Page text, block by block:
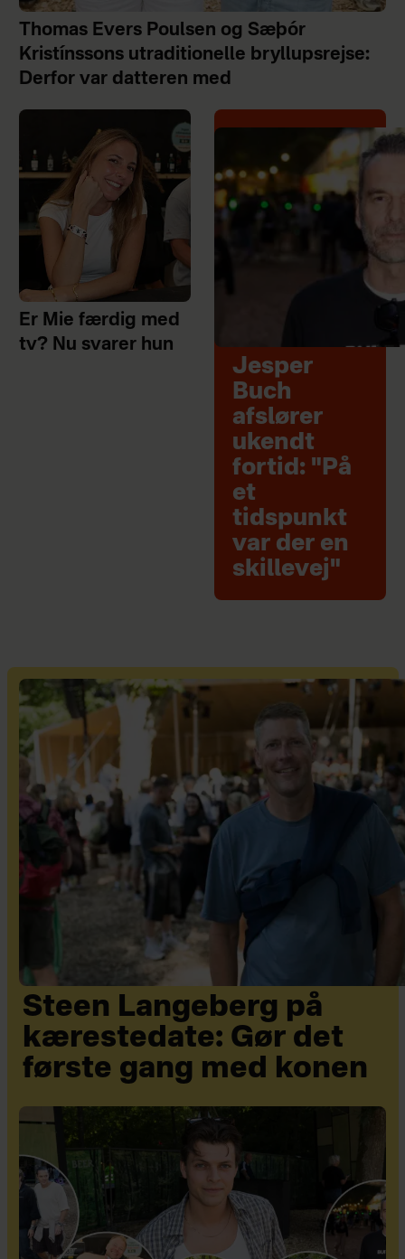
Thomas Evers Poulsen og Sæþór
Kristínssons utraditionelle bryllupsrejse:
Derfor var datteren med
Er Mie færdig med
tv? Nu svarer hun
Jesper
Buch
afslører
ukendt
fortid: "På
et
tidspunkt
var der en
skillevej"
Steen Langeberg på
kærestedate: Gør det
første gang med konen